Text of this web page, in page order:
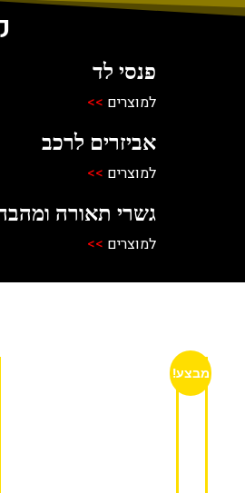
פנסי לד
למוצרים >>
אביזרים לרכב
למוצרים >>
גשרי תאורה
למוצרים >>
מבצע!